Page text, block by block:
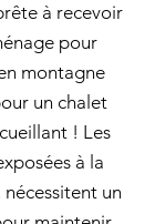
à recevoir
pour
montagne
un chalet
! Les
à la
un